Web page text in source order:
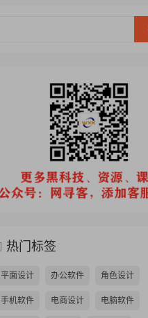
热门标签
平面设计 办公软件 角色设计
手机软件 电商设计 电脑软件